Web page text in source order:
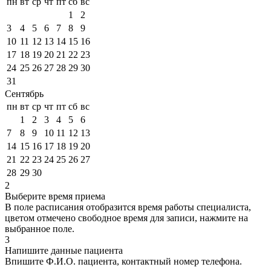
1
2
3
4 5 6 7 8
9
10 11 12 13 14 15 16
17 18 19 20 21 22 23
24 25 26 27 28 29 30
31
Сентябрь
пн вт ср чт пт сб вс
1
2 3 4 5
6
7
8 9 10 11 12 13
14 15 16 17 18 19 20
21 22 23 24 25 26 27
28 29 30
2
Выберите время приема
В поле расписания отобразится время работы специалиста,
цветом отмечено свободное время для записи, нажмите на
выбранное поле.
3
Напишите данные пациента
Впишите Ф.И.О. пациента, контактный номер телефона.